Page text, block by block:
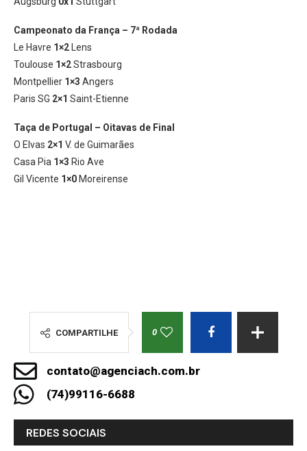
Campeonato da França – 7ª Rodada
Le Havre 1×2 Lens
Toulouse 1×2Strasbourg
Montpellier 1×3 Angers
Paris SG 2×1 Saint-Etienne
Taça de Portugal – Oitavas de Final
O Elvas 2×1 V. de Guimarães
Casa Pia 1×3 Rio Ave
Gil Vicente 1×0 Moreirense
COMPARTILHE 0
contato@agenciach.com.br
(74)99116-6688
REDES SOCIAIS